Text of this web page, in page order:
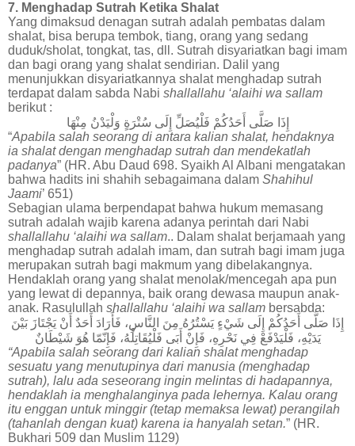
7. Menghadap Sutrah Ketika Shalat
Yang dimaksud denagan sutrah adalah pembatas dalam
shalat, bisa berupa tembok, tiang, orang yang sedang
duduk/sholat, tongkat, tas, dll. Sutrah disyariatkan bagi imam
dan bagi orang yang shalat sendirian. Dalil yang
menunjukkan disyariatkannya shalat menghadap sutrah
terdapat dalam sabda Nabi shallallahu ‘alaihi wa sallam
berikut :
إِذَا صَلَّى أَحَدُكُمْ فَلْيُصَلِّ إِلَى سُتْرَةٍ وَلْيَدْنُ مِنْهَا
“Apabila salah seorang di antara kalian shalat, hendaknya
ia shalat dengan menghadap sutrah dan mendekatlah
padanya” (HR. Abu Daud 698. Syaikh Al Albani mengatakan
bahwa hadits ini shahih sebagaimana dalam Shahihul
Jaami’ 651)
Sebagian ulama berpendapat bahwa hukum memasang
sutrah adalah wajib karena adanya perintah dari Nabi
shallallahu ‘alaihi wa sallam.. Dalam shalat berjamaah yang
menghadap sutrah adalah imam, dan sutrah bagi imam juga
merupakan sutrah bagi makmum yang dibelakangnya.
Hendaklah orang yang shalat menolak/mencegah apa pun
yang lewat di depannya, baik orang dewasa maupun anak-
anak. Rasulullah shallallahu ‘alaihi wa sallam bersabda:
إِذَا صَلَّى أَحَدُكُمْ إِلَى شَيْءٍ يَسْتُرُهُ مِنَ النَّاسِ، فَأَرَادَ أَحَدٌ أَنْ يَجْتَازَ بَيْنَ
يَدَيْهِ، فَلْيَدْفَعْ فِي نَحْرِهِ، فَإِنْ أَبَى فَلْيُقَاتِلْهُ، فَإِنّمّا هُوَ شَيْطَانٌ
“Apabila salah seorang dari kalian shalat menghadap
sesuatu yang menutupinya dari manusia (menghadap
sutrah), lalu ada seseorang ingin melintas di hadapannya,
hendaklah ia menghalanginya pada lehernya. Kalau orang
itu enggan untuk minggir (tetap memaksa lewat) perangilah
(tahanlah dengan kuat) karena ia hanyalah setan.” (HR.
Bukhari 509 dan Muslim 1129)